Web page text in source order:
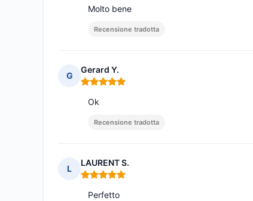
Molto bene
Recensione tradotta
G
Gerard Y.
Nota: 5 su 5
Ok
Recensione tradotta
L
LAURENT S.
Nota: 5 su 5
Perfetto